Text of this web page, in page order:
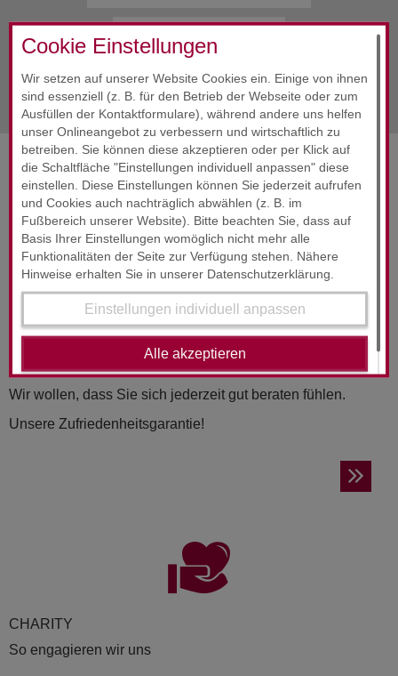
Cookie Einstellungen
Wir setzen auf unserer Website Cookies ein. Einige von ihnen
sind essenziell (z. B. für den Betrieb der Webseite oder zum
Ausfüllen der Kontaktformulare), während andere uns helfen
unser Onlineangebot zu verbessern und wirtschaftlich zu
betreiben. Sie können diese akzeptieren oder per Klick auf
die Schaltfläche "Einstellungen individuell anpassen" diese
einstellen. Diese Einstellungen können Sie jederzeit aufrufen
und Cookies auch nachträglich abwählen (z. B. im
Fußbereich unserer Website). Bitte beachten Sie, dass auf
Basis Ihrer Einstellungen womöglich nicht mehr alle
Funktionalitäten der Seite zur Verfügung stehen. Nähere
Hinweise erhalten Sie in unserer Datenschutzerklärung.
Einstellungen individuell anpassen
Alle akzeptieren
nächste InfoOktober 2020
SERVICES & ENGAGEMENT
RUND­UM-SORG­LOS-PAKET
Wir wollen, dass Sie sich jederzeit gut beraten fühlen.
Unsere Zufriedenheitsgarantie!
CHA­RI­TY
So engagieren wir uns